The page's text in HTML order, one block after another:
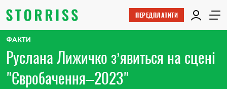
ПЕРЕДПЛАТИТИ
ФАКТИ
Руслана Лижичко з’явиться на сцені
"Євробачення–2023"